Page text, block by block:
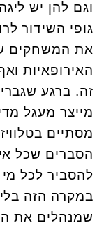
וגם להן יש
גופי השידור
את המשחקים
האירופאיות
זה. ברגע
מייצר מעגל
מסתיים
הסברים שכל
להסביר לכל
במקרה הזה
שמנהלים את